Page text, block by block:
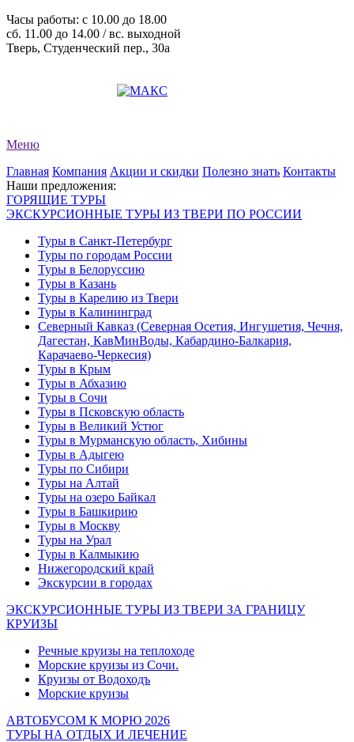
Часы работы: c 10.00 до 18.00
сб. 11.00 до 14.00 / вс. выходной
Тверь, Студенческий пер., 30а
Меню
Главная Компания Акции и скидки Полезно знать Контакты
Наши предложения:
ГОРЯЩИЕ ТУРЫ
ЭКСКУРСИОННЫЕ ТУРЫ ИЗ ТВЕРИ ПО РОССИИ
Туры в Санкт-Петербург
Туры по городам России
Туры в Белоруссию
Туры в Казань
Туры в Карелию из Твери
Туры в Калининград
Северный Кавказ (Северная Осетия, Ингушетия, Чечня,
Дагестан, КавМинВоды, Кабардино-Балкария,
Карачаево-Черкесия)
Туры в Крым
Туры в Абхазию
Туры в Сочи
Туры в Псковскую область
Туры в Великий Устюг
Туры в Мурманскую область, Хибины
Туры в Адыгею
Туры по Сибири
Туры на Алтай
Туры на озеро Байкал
Туры в Башкирию
Туры в Москву
Туры на Урал
Туры в Калмыкию
Нижегородский край
Экскурсии в городах
ЭКСКУРСИОННЫЕ ТУРЫ ИЗ ТВЕРИ ЗА ГРАНИЦУ
КРУИЗЫ
Речные круизы на теплоходе
Морские круизы из Сочи.
Круизы от Водоходъ
Морские круизы
АВТОБУСОМ К МОРЮ 2026
ТУРЫ НА ОТДЫХ И ЛЕЧЕНИЕ